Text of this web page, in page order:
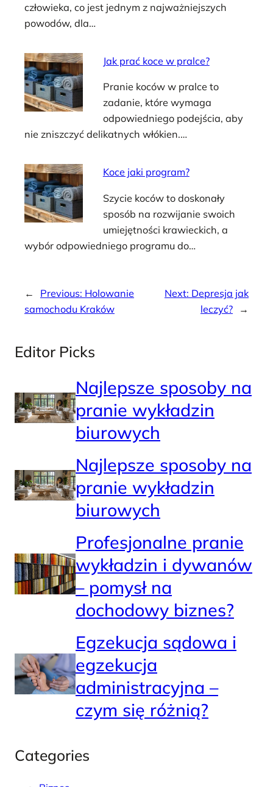
człowieka, co jest jednym z najważniejszych
powodów, dla…
Jak prać koce w pralce?
Pranie koców w pralce to
zadanie, które wymaga
odpowiedniego podejścia, aby
nie zniszczyć delikatnych włókien.…
Koce jaki program?
Szycie koców to doskonały
sposób na rozwijanie swoich
umiejętności krawieckich, a
wybór odpowiedniego programu do…
← Previous: Holowanie
samochodu Kraków
Next: Depresja jak
leczyć?
→
Editor Picks
Najlepsze sposoby na
pranie wykładzin
biurowych
Najlepsze sposoby na
pranie wykładzin
biurowych
Profesjonalne pranie
wykładzin i dywanów
– pomysł na
dochodowy biznes?
Egzekucja sądowa i
egzekucja
administracyjna –
czym się różnią?
Categories